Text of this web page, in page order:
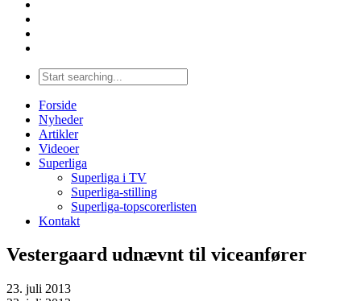
Forside
Nyheder
Artikler
Videoer
Superliga
Superliga i TV
Superliga-stilling
Superliga-topscorerlisten
Kontakt
Vestergaard udnævnt til viceanfører
23. juli 2013